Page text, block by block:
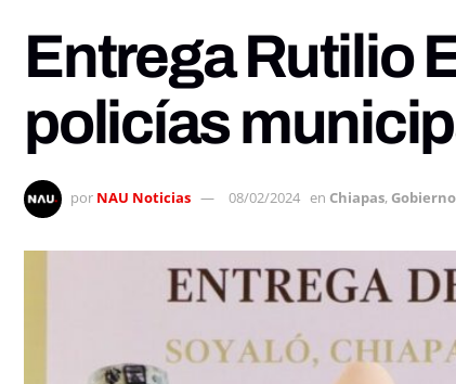
Entrega Rutilio
policías
por NAU Noticias 08/02/2024 en Chiapas, Gobierno